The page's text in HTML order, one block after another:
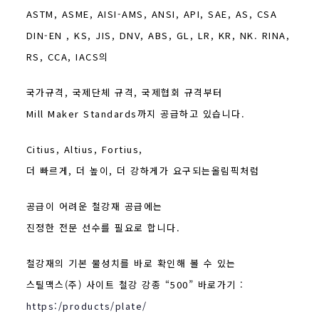
ASTM, ASME, AISI-AMS, ANSI, API, SAE, AS, CSA
DIN-EN , KS, JIS, DNV, ABS, GL, LR, KR, NK. RINA,
RS, CCA, IACS의
국가규격, 국제단체 규격, 국제협회 규격부터
Mill Maker Standards까지 공급하고 있습니다.
Citius, Altius, Fortius,
더 빠르게, 더 높이, 더 강하게가 요구되는올림픽처럼
공급이 어려운 철강재 공급에는
진정한 전문 선수를 필요로 합니다.
철강재의 기본 물성치를 바로 확인해 볼 수 있는
스틸맥스(주) 사이트 철강 강종 “500” 바로가기 :
https:/products/plate/